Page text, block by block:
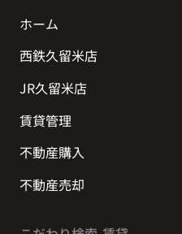
ホーム
西鉄久留米店
JR久留米店
賃貸管理
不動産購入
不動産売却